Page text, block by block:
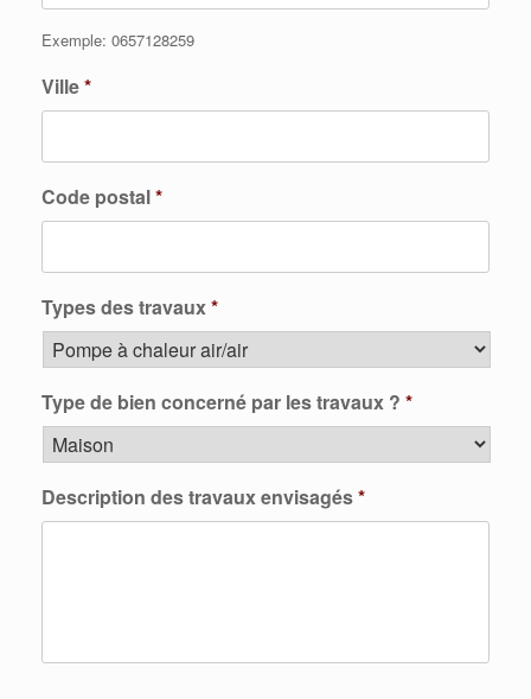
Exemple: 0657128259
Ville*
Code postal*
Types des travaux*
Type de bien concerné par les travaux ? *
Description des travaux envisagés*